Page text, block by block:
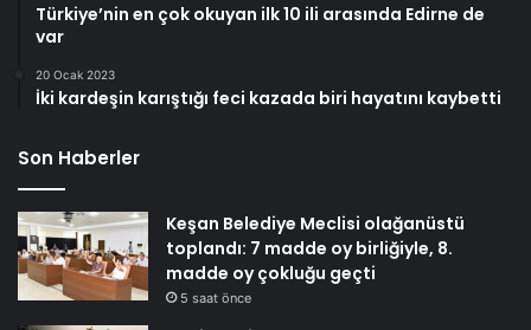
Türkiye’nin en çok okuyan ilk 10 ili arasında Edirne de
var
20 Ocak 2023
İki kardeşin karıştığı feci kazada biri hayatını kaybetti
Son Haberler
Keşan Belediye Meclisi olağanüstü
toplandı: 7 madde oy birliğiyle, 8.
madde oy çokluğu geçti
5 saat önce